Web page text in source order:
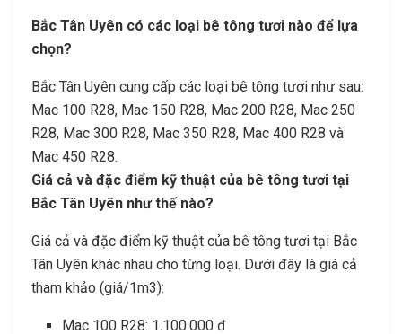
Bắc Tân Uyên có các loại bê tông tươi nào để lựa
chọn?
Bắc Tân Uyên cung cấp các loại bê tông tươi như sau:
Mac 100 R28, Mac 150 R28, Mac 200 R28, Mac 250
R28, Mac 300 R28, Mac 350 R28, Mac 400 R28 và
Mac 450 R28.
Giá cả và đặc điểm kỹ thuật của bê tông tươi tại
Bắc Tân Uyên như thế nào?
Giá cả và đặc điểm kỹ thuật của bê tông tươi tại Bắc
Tân Uyên khác nhau cho từng loại. Dưới đây là giá cả
tham khảo (giá/1m3):
Mac 100 R28: 1.100.000 đ